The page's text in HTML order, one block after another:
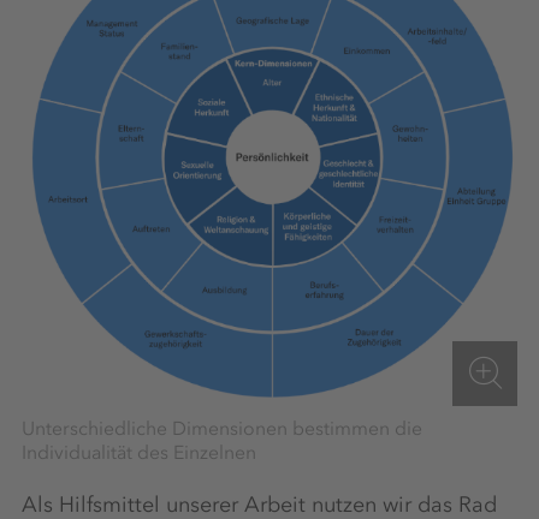
Unterschiedliche Dimensionen bestimmen die
Individualität des Einzelnen
Als Hilfsmittel unserer Arbeit nutzen wir das Rad